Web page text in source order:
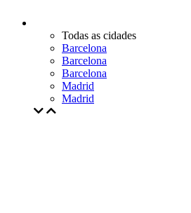
Todas as cidades
Barcelona
Barcelona
Barcelona
Madrid
Madrid